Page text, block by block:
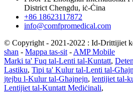
District Chengdu, iċ-Ċina
+86 18623117872
info@comfpromedical.com
© Copyright - 2021-2022 : Id-Drittijiet
sħan - Mappa tas-sit - AMP Mobile
Marki ta' Fuq tal-Lenti tal-Kuntatt,
Lastiku, Tipi ta' Kulur tal-Lenti tal-
jtejbu l-Kulur tal-Għajnejn, lentijiet tal-
Lentijiet tal-Kuntatt Mediċinali,